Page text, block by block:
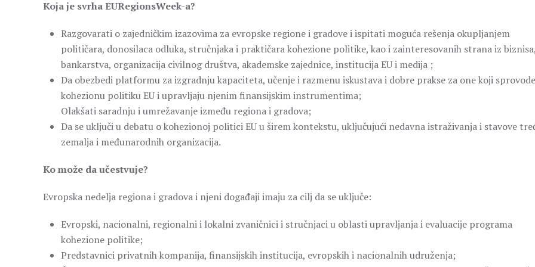
Koja je svrha EURegionsWeek-a?
Razgovarati o zajedničkim izazovima za evropske regione i gradove i ispitati moguća rešenja okupljanjem
političara, donosilaca odluka, stručnjaka i praktičara kohezione politike, kao i zainteresovanih strana iz biznisa,
bankarstva, organizacija civilnog društva, akademske zajednice, institucija EU i medija ;
Da obezbedi platformu za izgradnju kapaciteta, učenje i razmenu iskustava i dobre prakse za one koji sprovode
kohezionu politiku EU i upravljaju njenim finansijskim instrumentima;
Olakšati saradnju i umrežavanje između regiona i gradova;
Da se uključi u debatu o kohezionoj politici EU u širem kontekstu, uključujući nedavna istraživanja i stavove
zemalja i međunarodnih organizacija.
Ko može da učestvuje?
Evropska nedelja regiona i gradova i njeni događaji imaju za cilj da se uključe:
Evropski, nacionalni, regionalni i lokalni zvaničnici i stručnjaci u oblasti upravljanja i evaluacije programa
kohezione politike;
Predstavnici privatnih kompanija, finansijskih institucija, evropskih i nacionalnih udruženja;